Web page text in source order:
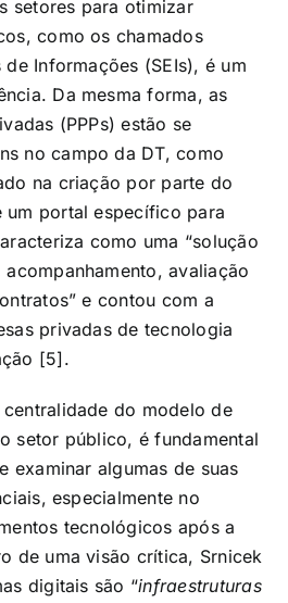
setores para otimizar
como os chamados
Informações (SEIs), é um
Da mesma forma, as
(PPPs) estão se
no campo da DT, como
na criação por parte do
um portal específico para
como uma “solução
avaliação
e contou com a
privadas de tecnologia
[5].
do modelo de
setor público, é fundamental
examinar algumas de suas
especialmente no
tecnológicos após a
de uma visão crítica, Srnicek
digitais são “infraestruturas